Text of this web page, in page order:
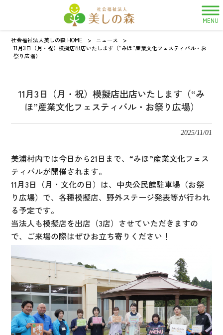
MENU
社会福祉法人美しの森 HOME > ニュース
>
11月3日（月・祝）模擬店出店いたします（“みほ”産業文化フェスティバル・お
祭り広場）
11月3日（月・祝）模擬店出店いたします（“み
ほ”産業文化フェスティバル・お祭り広場）
2025/11/01
美浦村内では今日から21日まで、“みほ”産業文化フェス
ティバルが開催されます。
11月3日（月・文化の日）は、中央公民館駐車場（お祭
り広場）で、各種模擬店、野外ステージ発表等が行われ
る予定です。
当法人も模擬店を出店（3店）させていただきますの
で、ご来場の際はぜひお立ち寄りください！